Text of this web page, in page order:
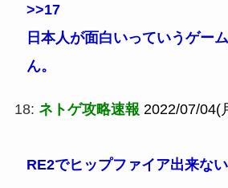
>>17
日本人が面白いっていうゲー
ん。
18: ネトゲ攻略速報 2022/07/04(
RE2でヒップファイア出来な